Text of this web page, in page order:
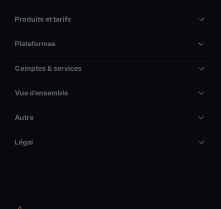
Produits et tarifs
Plateformes
Comptes & services
Vue d’ensemble
Autre
Légal